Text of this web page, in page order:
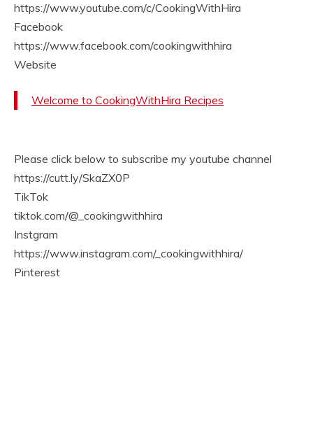
https://www.youtube.com/c/CookingWithHira
Facebook
https://www.facebook.com/cookingwithhira
Website
Welcome to CookingWithHira Recipes
Please click below to subscribe my youtube channel
https://cutt.ly/SkaZX0P
TikTok
tiktok.com/@_cookingwithhira
Instgram
https://www.instagram.com/_cookingwithhira/
Pinterest